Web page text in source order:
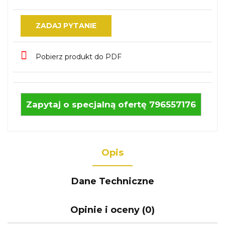
ZADAJ PYTANIE
Pobierz produkt do PDF
Zapytaj o specjalną ofertę 796557176
Opis
Dane Techniczne
Opinie i oceny (0)